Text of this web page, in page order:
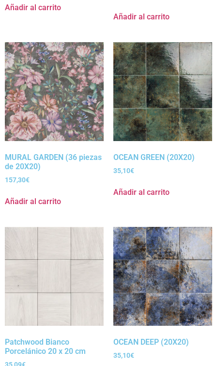
Añadir al carrito
Añadir al carrito
MURAL GARDEN (36 piezas
de 20X20)
157,30€
Añadir al carrito
OCEAN GREEN (20X20)
35,10€
Añadir al carrito
Patchwood Bianco
Porcelánico 20 x 20 cm
OCEAN DEEP (20X20)
35,10€